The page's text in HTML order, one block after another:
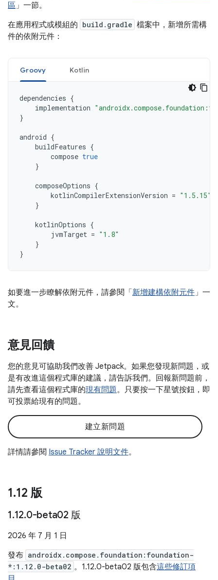
區」一節。
在應用程式或模組的 build.gradle 檔案中，新增所需構
件的依附元件：
Groovy Kotlin
dependencies {
implementation
}
android {
buildFeatures {
compose true
}
composeOptions {
kotlinCompilerExtensionVersion = "1.5.15"
}
kotlinOptions {
jvmTarget = "1.8"
}
}
如要進一步瞭解依附元件，請參閱「 新增建構依附元件」一
文。
意見回饋
您的意見可協助我們改善 Jetpack。如果您發現新問題，或
是有改進這個程式庫的建議，請告訴我們。回報新問題前，
請先查看這個程式庫的現有問題。只要按一下星號按鈕，即
可投票給現有的問題。
建立新問題
詳情請參閱 Issue Tracker 說明文件。
1.12 版
1.12.0-beta02 版
2026 年 7 月 1 日
發布 androidx.compose.foundation:foundation-
*:1.12.0-beta02 。1.12.0-beta02 版包含這些修訂項